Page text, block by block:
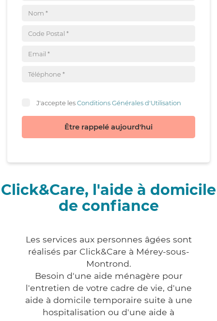
J'accepte lesConditions Générales d'Utilisation
Être rappelé aujourd'hui
Click&Care, l'aide à domicile
de confiance
Les services aux personnes âgées sont
réalisés par Click&Care à Mérey-sous-
Montrond.
Besoin d'une aide ménagère pour
l'entretien de votre cadre de vie, d'une
aide à domicile temporaire suite à une
hospitalisation ou d'une aide à